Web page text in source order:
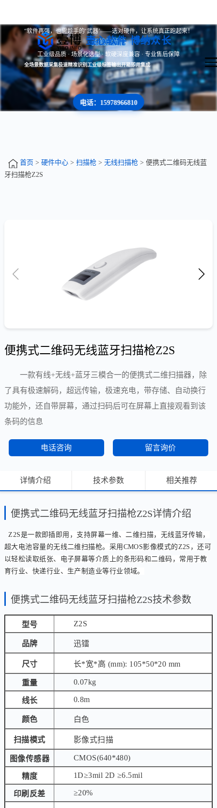
壹心软件 博纳众长
“软件再强，也需趁手的‘武器’——选对硬件，让系统真正跑起来！
无线扫描枪
工业级品质 · 场景化选型 · 软硬深度兼容 · 专业售后保障
全场景数据采集极速精准识别工业级标签输出开箱即用集成
电话：15978966810
首页 > 硬件中心> 扫描枪> 无线扫描枪> 便携式二维码无线蓝
牙扫描枪Z2S
便携式二维码无线蓝牙扫描枪Z2S
一款有线+无线+蓝牙三模合一的便携式二维扫描器，除
了具有极速解码，超远传输，极速充电，带存储、自动换行
功能外，还自带屏幕，通过扫码后可在屏幕上直接观看到该
条码的信息
电话咨询 留言询价
详情介绍 技术参数 相关推荐
便携式二维码无线蓝牙扫描枪Z2S详情介绍
Z2S是一款即插即用，支持屏幕一维、二维扫描，无线蓝牙传输，
超大电池容量的无线二维扫描枪。采用CMOS影像模式的Z2S，还可
以轻松读取纸张、电子屏幕等介质上的条形码和二维码，常用于教
育行业、快递行业、生产制造业等行业领域。
便携式二维码无线蓝牙扫描枪Z2S技术参数
型号 Z2S
品牌 迅镭
尺寸 长*宽*高 (mm): 105*50*20 mm
重量 0.07kg
线长 0.8m
颜色 白色
扫描模式 影像式扫描
图像传感器 CMOS(640*480)
精度 1D≥3mil 2D ≥6.5mil
印刷反差 ≥20%